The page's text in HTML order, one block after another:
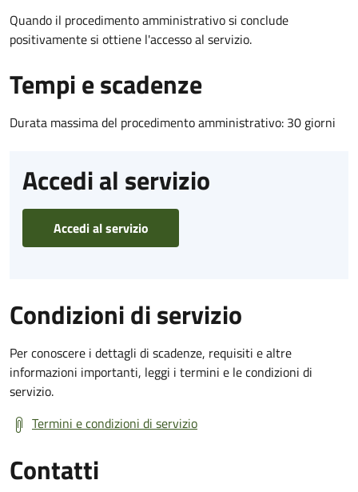
Quando il procedimento amministrativo si conclude
positivamente si ottiene l'accesso al servizio.
Tempi e scadenze
Durata massima del procedimento amministrativo: 30 giorni
Accedi al servizio
Accedi al servizio
Condizioni di servizio
Per conoscere i dettagli di scadenze, requisiti e altre
informazioni importanti, leggi i termini e le condizioni di
servizio.
Termini e condizioni di servizio
Contatti